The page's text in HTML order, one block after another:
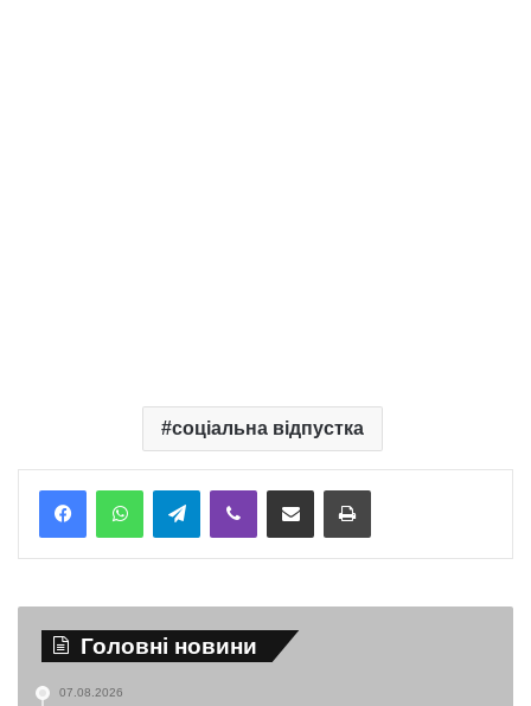
соціальна відпустка
TelegramViber Надіслати електронною поштоюНадрукувати
Головні новини
07.08.2026